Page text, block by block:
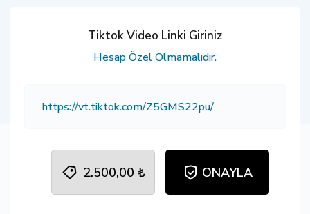
Tiktok Video Linki Giriniz
Hesap Özel Olmamalıdır.
2.500,00 ₺ ONAYLA